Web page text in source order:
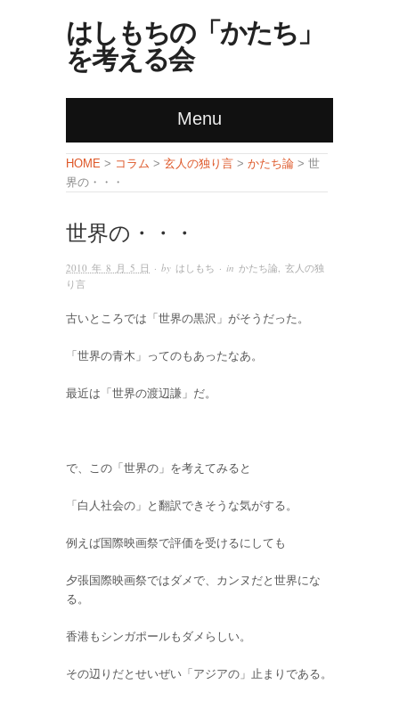
はしもちの「かたち」
を考える会
Menu
HOME > コラム > 玄人の独り言 > かたち論 > 世
界の・・・
世界の・・・
2010 年 8 月 5 日 · by はしもち · in かたち論, 玄人の独
り言
古いところでは「世界の黒沢」がそうだった。
「世界の青木」ってのもあったなあ。
最近は「世界の渡辺謙」だ。
で、この「世界の」を考えてみると
「白人社会の」と翻訳できそうな気がする。
例えば国際映画祭で評価を受けるにしても
夕張国際映画祭ではダメで、カンヌだと世界にな
る。
香港もシンガポールもダメらしい。
その辺りだとせいぜい「アジアの」止まりである。